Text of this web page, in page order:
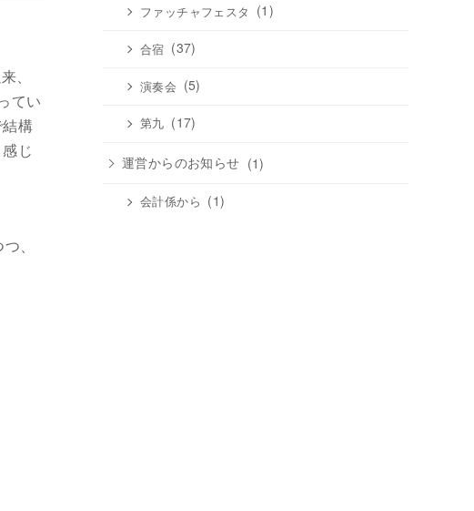
、
てい
構
じ
、
ファッチャフェスタ (1)
合宿 (37)
演奏会 (5)
第九 (17)
運営からのお知らせ (1)
会計係から (1)